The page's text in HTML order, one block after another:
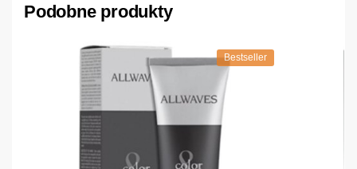
Podobne produkty
Bestseller